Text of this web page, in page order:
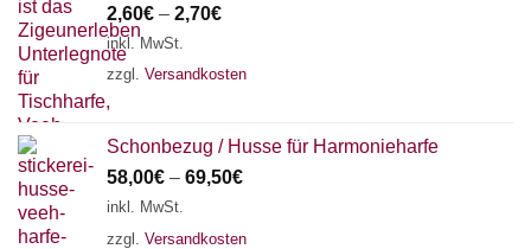
2,60€ – 2,70€
inkl. MwSt.
zzgl. Versandkosten
Schonbezug / Husse für Harmonieharfe
58,00€ – 69,50€
inkl. MwSt.
zzgl. Versandkosten